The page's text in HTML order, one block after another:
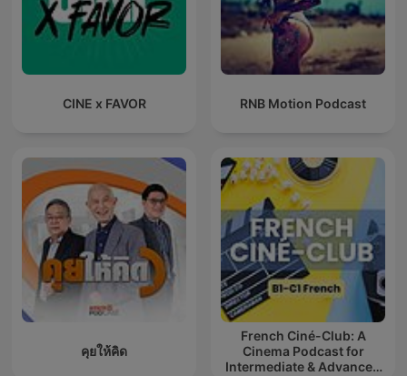
CINE x FAVOR RNB Motion Podcast
คุยให้คิด
French Ciné-Club: A
Cinema Podcast for
Intermediate & Advanced